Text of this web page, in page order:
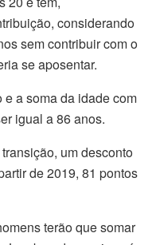
considerando
sem contribuir com o
se aposentar.
a soma da idade com
igual a 86 anos.
um desconto
de 2019, 81 pontos
terão que somar